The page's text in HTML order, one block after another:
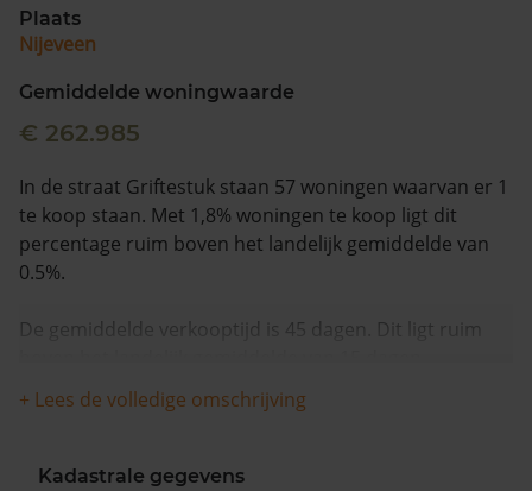
Plaats
Nijeveen
Gemiddelde woningwaarde
€ 262.985
In de straat Griftestuk staan 57 woningen waarvan er 1
te koop staan. Met 1,8% woningen te koop ligt dit
percentage ruim boven het landelijk gemiddelde van
0.5%.
De gemiddelde verkooptijd is 45 dagen. Dit ligt ruim
De gemiddelde huizenprijs is €235.000. De gemiddelde
de gemiddelde woningwaarde met 11,6% gestegen.
+ Lees de volledige omschrijving
Kadastrale gegevens